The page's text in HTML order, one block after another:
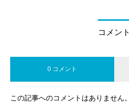
コメント
0 コメント
この記事へのコメントはありません。